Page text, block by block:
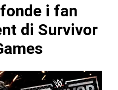
i fan
di Survivor